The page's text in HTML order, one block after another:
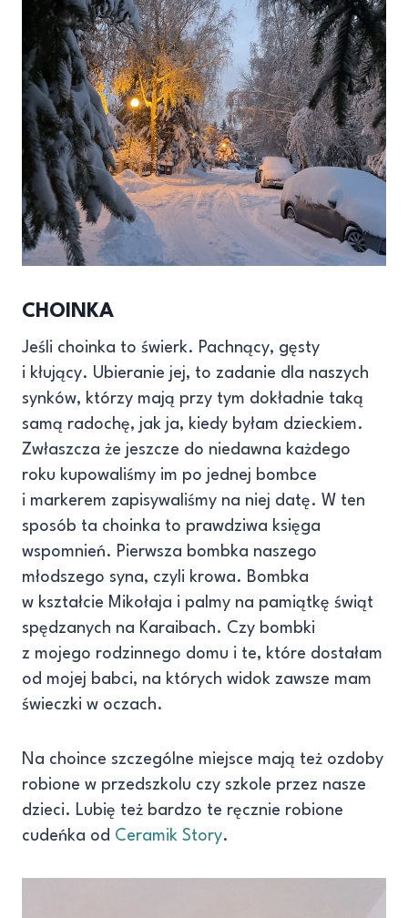
CHOINKA
Jeśli choinka to świerk. Pachnący, gęsty
i kłujący. Ubieranie jej, to zadanie dla naszych
synków, którzy mają przy tym dokładnie taką
samą radochę, jak ja, kiedy byłam dzieckiem.
Zwłaszcza że jeszcze do niedawna każdego
roku kupowaliśmy im po jednej bombce
i markerem zapisywaliśmy na niej datę. W ten
sposób ta choinka to prawdziwa księga
wspomnień. Pierwsza bombka naszego
młodszego syna, czyli krowa. Bombka
w kształcie Mikołaja i palmy na pamiątkę świąt
spędzanych na Karaibach. Czy bombki
z mojego rodzinnego domu i te, które dostałam
od mojej babci, na których widok zawsze mam
świeczki w oczach.
Na choince szczególne miejsce mają też ozdoby
robione w przedszkolu czy szkole przez nasze
dzieci. Lubię też bardzo te ręcznie robione
cudeńka od Ceramik Story.